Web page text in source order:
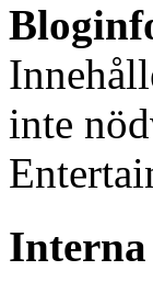
inte